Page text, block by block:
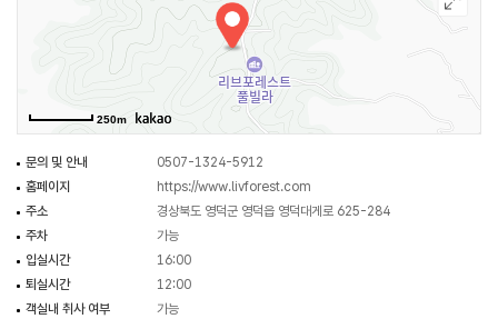
250m
문의 및 안내
0507-1324-5912
홈페이지
https://www.livforest.com
주소
경상북도 영덕군 영덕읍 영덕대게로 625-284
주차
가능
입실시간
16:00
퇴실시간
12:00
객실내 취사 여부
가능